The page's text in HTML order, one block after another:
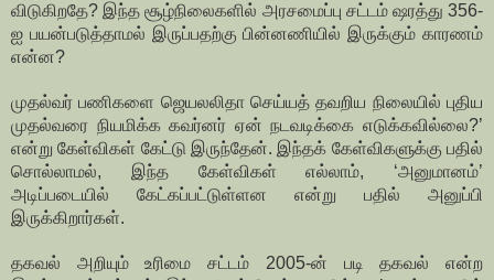
விடுகிறதே? இந்த சூழ்நிலைகளில் அரசமைப்பு சட்டம் ஷரத்து 356-
ஐ பயன்படுத்தாமல் இருப்பதற்கு பின்னணியில் இருக்கும் காரணம்
என்ன?
முதல்வர் பணிகளை ஜெயலலிதா செய்யத் தவறிய நிலையில் புதிய
முதல்வரை நியமிக்க கவர்னர் ஏன் நடவடிக்கை எடுக்கவில்லை?’
என்று கேள்விகள் கேட்டு இருந்தேன். இந்தக் கேள்விகளுக்கு பதில்
சொல்லாமல், இந்த கேள்விகள் எல்லாம், ‘அனுமானம்’
அடிப்படையில் கேட்கப்பட்டுள்ளன என்று பதில் அனுப்பி
இருக்கிறார்கள்.
தகவல் அறியும் உரிமை சட்டம் 2005-ன் படி தகவல் என்ற